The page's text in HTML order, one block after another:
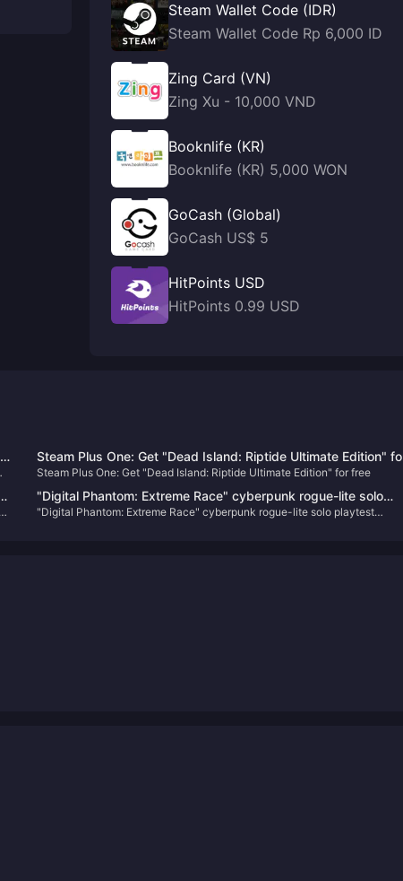
Steam Wallet Code (IDR)
Steam Wallet Code Rp 6,000 ID
Zing Card (VN)
Zing Xu - 10,000 VND
Booknlife (KR)
Booknlife (KR) 5,000 WON
GoCash (Global)
GoCash US$ 5
HitPoints USD
HitPoints 0.99 USD
Steam Plus One: Get "Dead Island: Riptide Ultimate Edition"
free
Steam Plus One: Get "Dead Island: Riptide Ultimate Edition" for free
"Digital Phantom: Extreme Race" cyberpunk rogue-lite solo
playtest registration opens
"Digital Phantom: Extreme Race" cyberpunk rogue-lite solo playtest